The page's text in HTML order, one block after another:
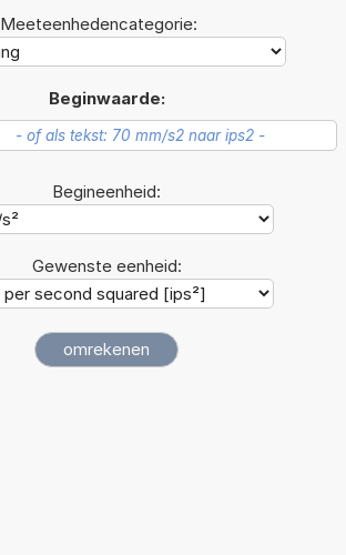
Meeteenhedencategorie:
Beginwaarde:
Begineenheid:
Gewenste eenheid: